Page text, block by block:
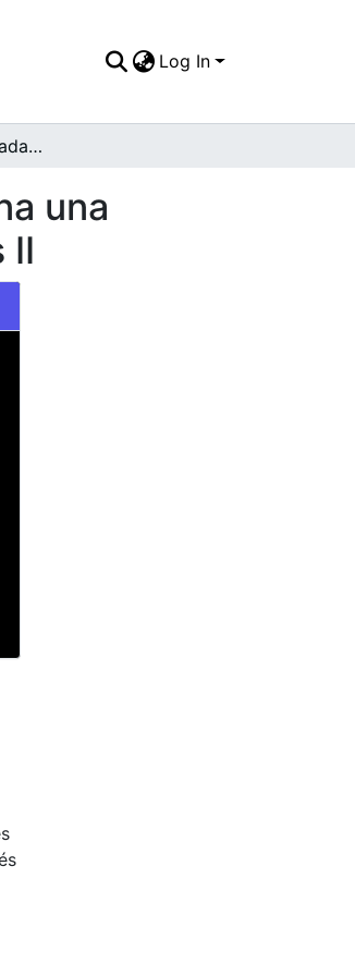
Log In
Primer plano de fachada de edificación en la cual funciona una institución para niños especiales en el barrio Comuneros II
una
II